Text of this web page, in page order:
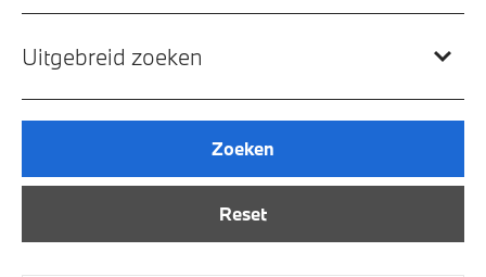
Uitgebreid zoeken
Reset
Zoeken